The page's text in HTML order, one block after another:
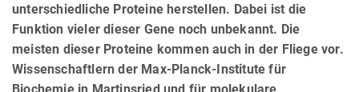
unterschiedliche Proteine herstellen. Dabei ist die
Funktion vieler dieser Gene noch unbekannt. Die
meisten dieser Proteine kommen auch in der Fliege vor.
Wissenschaftlern der Max-Planck-Institute für
Biochemie in Martinsried und für molekulare